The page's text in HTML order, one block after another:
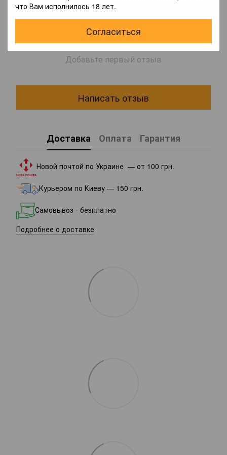
что Вам исполнилось 18 лет.
Согласиться
Добавьте первый отзыв
Написать отзыв
Доставка Оплата Гарантия
Новой почтой по Украине — от 100 грн.
Курьером по Киеву — 150 грн.
Самовывоз - безплатно
Подробнее о доставке